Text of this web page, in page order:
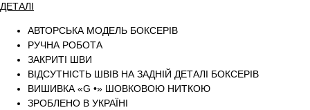
ДЕТАЛІ
АВТОРСЬКА МОДЕЛЬ БОКСЕРІВ
РУЧНА РОБОТА
ЗАКРИТІ ШВИ
ВІДСУТНІСТЬ ШВІВ НА ЗАДНІЙ ДЕТАЛІ БОКСЕРІВ
ВИШИВКА «G •» ШОВКОВОЮ НИТКОЮ
ЗРОБЛЕНО В УКРАЇНІ